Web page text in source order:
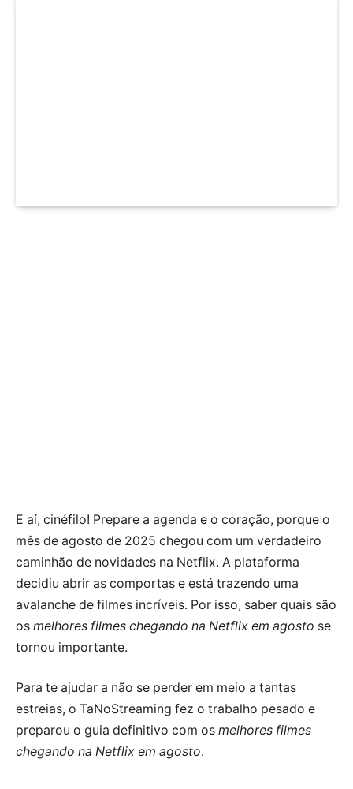
E aí, cinéfilo! Prepare a agenda e o coração, porque o
mês de agosto de 2025 chegou com um verdadeiro
caminhão de novidades na Netflix. A plataforma
decidiu abrir as comportas e está trazendo uma
avalanche de filmes incríveis. Por isso, saber quais são
os melhores filmes chegando na Netflix em agosto se
tornou importante.
Para te ajudar a não se perder em meio a tantas
estreias, o TaNoStreaming fez o trabalho pesado e
preparou o guia definitivo com os melhores filmes
chegando na Netflix em agosto.